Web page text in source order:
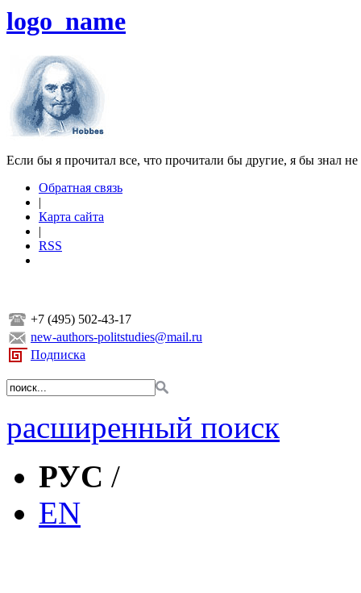
logo_name
Если бы я прочитал все, что прочитали бы другие, я бы знал
Обратная связь
|
Карта сайта
|
RSS
+7 (495) 502-43-17
new-authors-politstudies@mail.ru
Подписка
расширенный поиск
РУС /
EN